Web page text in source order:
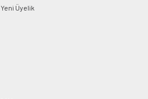
Yeni Üyelik